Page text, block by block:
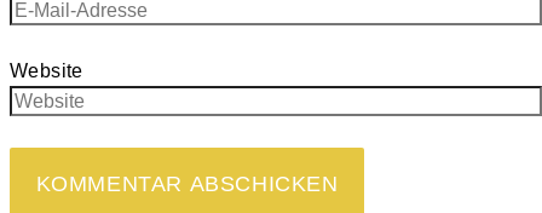
Website